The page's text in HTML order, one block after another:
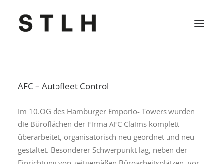
Projekte
Kontakt
Jobs
AFC – Autofleet Control
Im 10.OG des Hamburger Emporio- Towers wurden
die Büroflächen der Firma AFC Claims komplett
überarbeitet, organisatorisch neu geordnet und neu
gestaltet. Besonderer Schwerpunkt lag, neben der